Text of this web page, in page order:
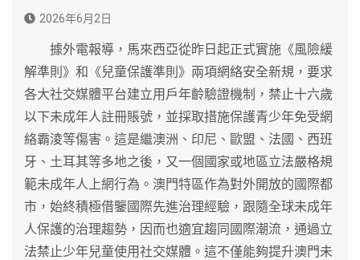
2026年6月2日
據外電報導，馬來西亞從昨日起正式實施《風險緩
解準則》和《兒童保護準則》兩項網絡安全新規，要求
各大社交媒體平台建立用戶年齡驗證機制，禁止十六歲
以下未成年人註冊賬號，並採取措施保護青少年免受網
絡霸淩等傷害。這是繼澳洲、印尼、歐盟、法國、西班
牙、土耳其等多地之後，又一個國家或地區立法嚴格規
範未成年人上網行為。澳門特區作為對外開放的國際都
市，始終積極借鑒國際先進治理經驗，跟隨全球未成年
人保護的治理趨勢，因而也適宜趨同國際潮流，通過立
法禁止少年兒童使用社交媒體。這不僅能夠提升澳門未